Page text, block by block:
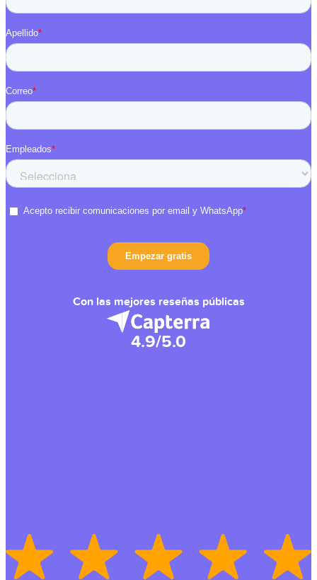
Con las mejores reseñas públicas
4.9/5.0